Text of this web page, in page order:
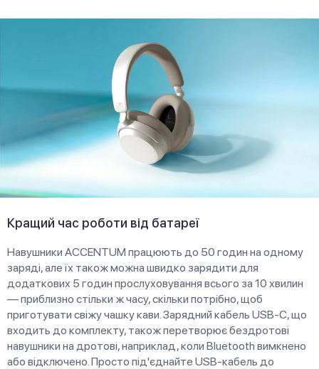
Кращий час роботи від батареї
Навушники ACCENTUM працюють до 50 годин на одному
заряді, але їх також можна швидко зарядити для
додаткових 5 годин прослуховування всього за 10 хвилин
— приблизно стільки ж часу, скільки потрібно, щоб
приготувати свіжу чашку кави. Зарядний кабель USB-C, що
входить до комплекту, також перетворює бездротові
навушники на дротові, наприклад, коли Bluetooth вимкнено
або відключено. Просто під'єднайте USB-кабель до